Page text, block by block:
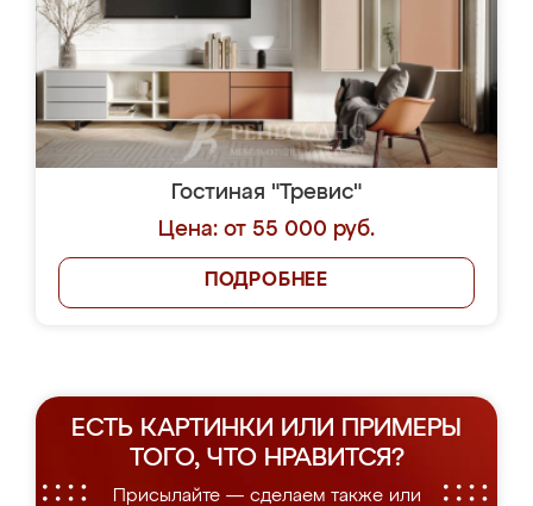
Гостиная "Тревис"
Цена: от 55 000 руб.
ПОДРОБНЕЕ
ЕСТЬ КАРТИНКИ ИЛИ ПРИМЕРЫ
ТОГО, ЧТО НРАВИТСЯ?
Присылайте — сделаем также или